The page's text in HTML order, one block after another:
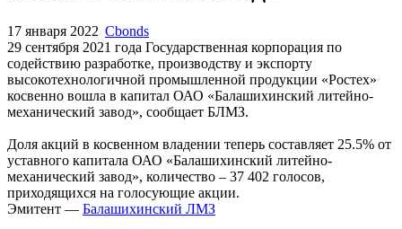
механический завод»
17 января 2022 Cbonds
29 сентября 2021 года Государственная корпорация по
высокотехнологичной промышленной продукции «Ростех»
косвенно вошла в капитал ОАО «Балашихинский литейно-
механический завод», сообщает БЛМЗ.
Доля акций в косвенном владении теперь составляет 25.5% от